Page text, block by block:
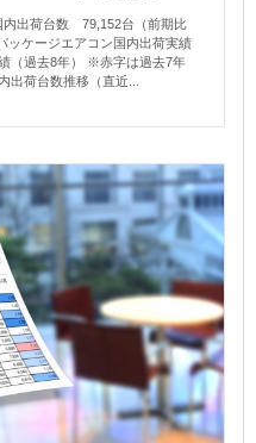
出荷台数 79,152台（前期比
ッケージエアコン国内出荷実績
（過去8年） ※赤字は過去7年
出荷台数推移（直近...